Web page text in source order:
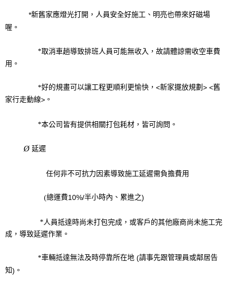
*新舊家應燈光打開，人員安全好施工、明亮也帶來好磁場
喔。
*取消車趟導致排班人員可能無收入，故請體諒需收空車費
用。
*好的規畫可以讓工程更順利更愉快， <新家擺放規劃 > <舊
家行走動線>。
*本公司皆有提供相關打包耗材，皆可詢問。
Ø 延遲
任何非不可抗力因素導致施工延遲需負擔費用
(總運費10%/半小時內、累進之)
*人員抵達時尚未打包完成，或客戶的其他廠商尚未施工完
成，導致延遲作業。
*車輛抵達無法及時停靠所在地 (請事先跟管理員或鄰居告
知 ) 。